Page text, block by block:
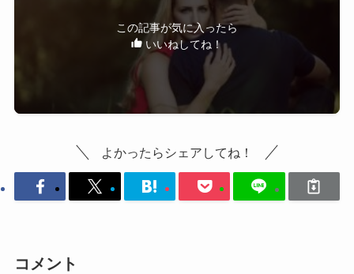
この記事が気に入ったら
いいねしてね！
よかったらシェアしてね！
コメント